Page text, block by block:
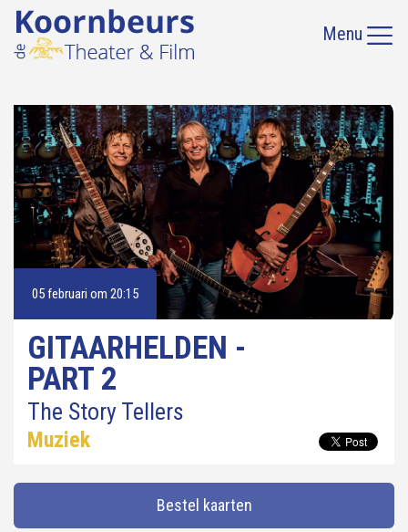
Menu
05 februari om 20:15
GITAARHELDEN -
PART 2
The Story Tellers
Muziek
Bestel kaarten